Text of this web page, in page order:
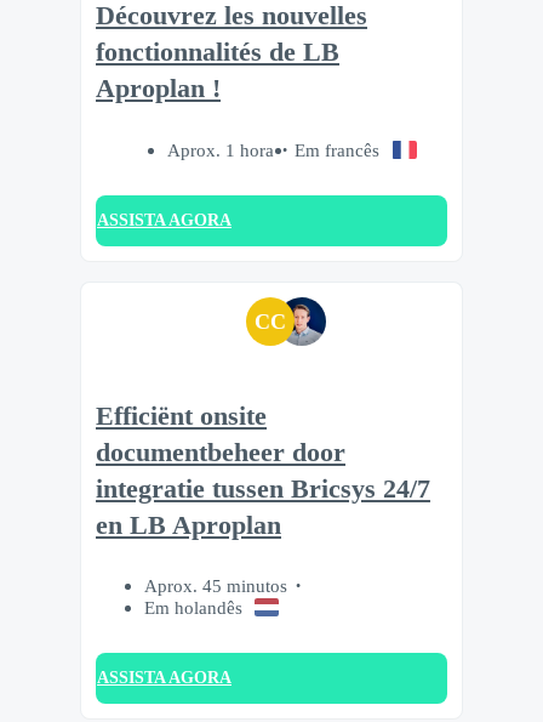
Découvrez les nouvelles
fonctionnalités de LB
Aproplan !
Aprox. 1 hora Em francês
ASSISTA AGORA
CC
Efficiënt onsite
documentbeheer door
integratie tussen Bricsys 24/7
en LB Aproplan
Aprox. 45 minutos
Em holandês
ASSISTA AGORA